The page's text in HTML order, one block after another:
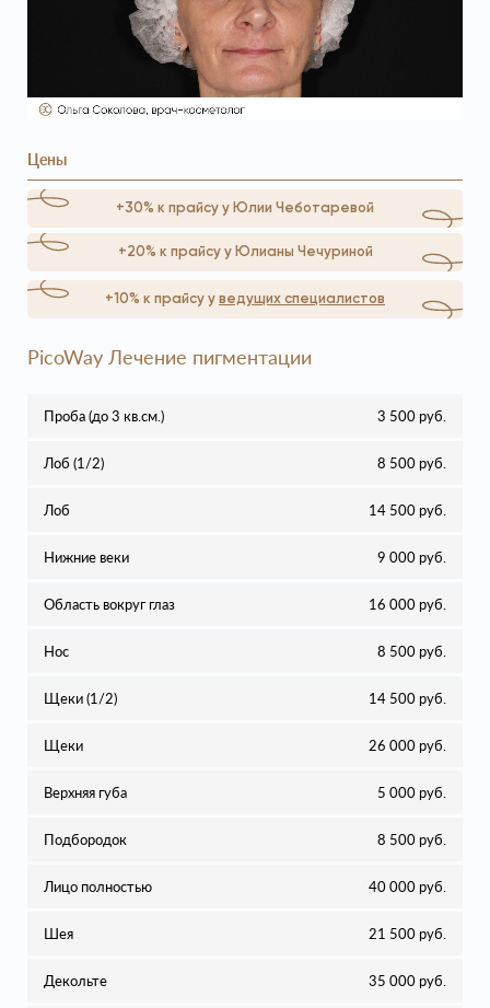
Цены
+30% к прайсу у Юлии Чеботаревой
+20% к прайсу у Юлианы Чечуриной
+10% к прайсу у ведущих специалистов
PicoWay Лечение пигментации
Проба (до 3 кв.см.) 3 500 руб.
Лоб (1/2) 8 500 руб.
Лоб 14 500 руб.
Нижние веки 9 000 руб.
Область вокруг глаз 16 000 руб.
Нос 8 500 руб.
Щеки (1/2) 14 500 руб.
Щеки 26 000 руб.
Верхняя губа 5 000 руб.
Подбородок 8 500 руб.
Лицо полностью 40 000 руб.
Шея 21 500 руб.
Декольте 35 000 руб.